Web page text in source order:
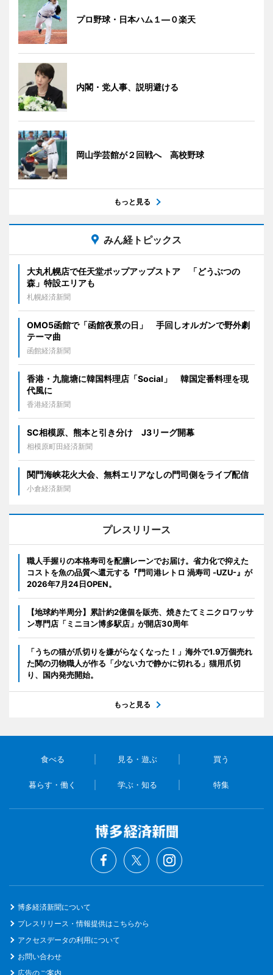
プロ野球・日本ハム１―０楽天
内閣・党人事、説明避ける
岡山学芸館が２回戦へ 高校野球
もっと見る
みん経トピックス
大丸札幌店で任天堂ポップアップストア 「どうぶつの
森」特設エリアも
札幌経済新聞
OMO5函館で「函館夜景の日」 手回しオルガンで野外劇
テーマ曲
函館経済新聞
香港・九龍塘に韓国料理店「Social」 韓国定番料理を現
代風に
香港経済新聞
SC相模原、熊本と引き分け J3リーグ開幕
相模原町田経済新聞
関門海峡花火大会、無料エリアなしの門司側をライブ配信
小倉経済新聞
プレスリリース
職人手握りの本格寿司を配膳レーンでお届け。省力化で抑えた
コストを魚の品質へ還元する『門司港レトロ 渦寿司 -UZU-』が
2026年7月24日OPEN。
【地球約半周分】累計約2億個を販売、焼きたてミニクロワッサ
ン専門店「ミニヨン博多駅店」が開店30周年
「うちの猫が爪切りを嫌がらなくなった！」海外で1.9万個売れ
た関の刃物職人が作る「少ない力で静かに切れる」猫用爪切
り、国内発売開始。
もっと見る
食べる 見る・遊ぶ 買う
暮らす・働く 学ぶ・知る 特集
博多経済新聞について
プレスリリース・情報提供はこちらから
アクセスデータの利用について
お問い合わせ
広告のご案内